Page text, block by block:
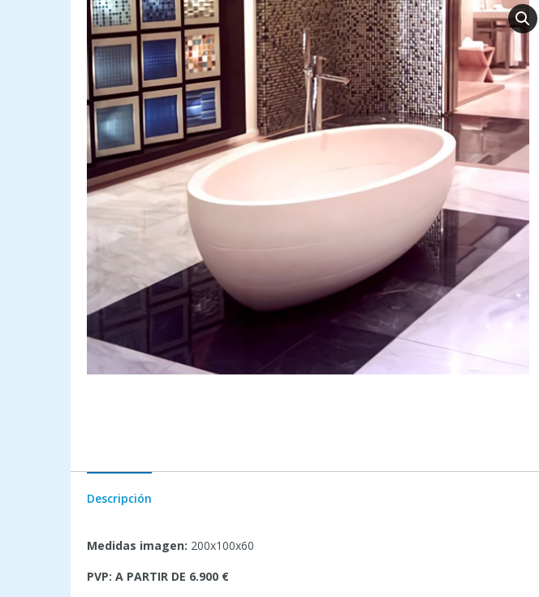
Descripción
Medidas imagen: 200x100x60
PVP: A PARTIR DE 6.900 €